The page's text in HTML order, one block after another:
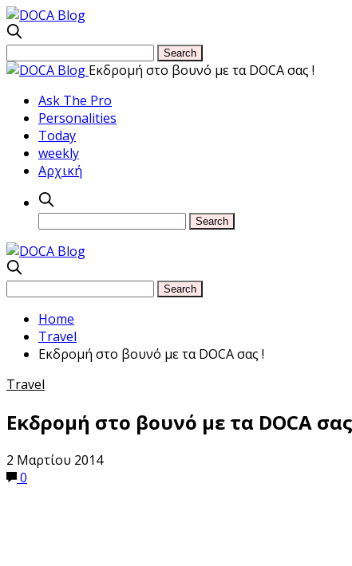
Εκδρομή στο βουνό με τα DOCA σας !
Ask The Pro
Personalities
Today
weekly
Αρχική
Home
Travel
Εκδρομή στο βουνό με τα DOCA σας !
Travel
Εκδρομή στο βουνό με τα DOCA
2 Μαρτίου 2014
0